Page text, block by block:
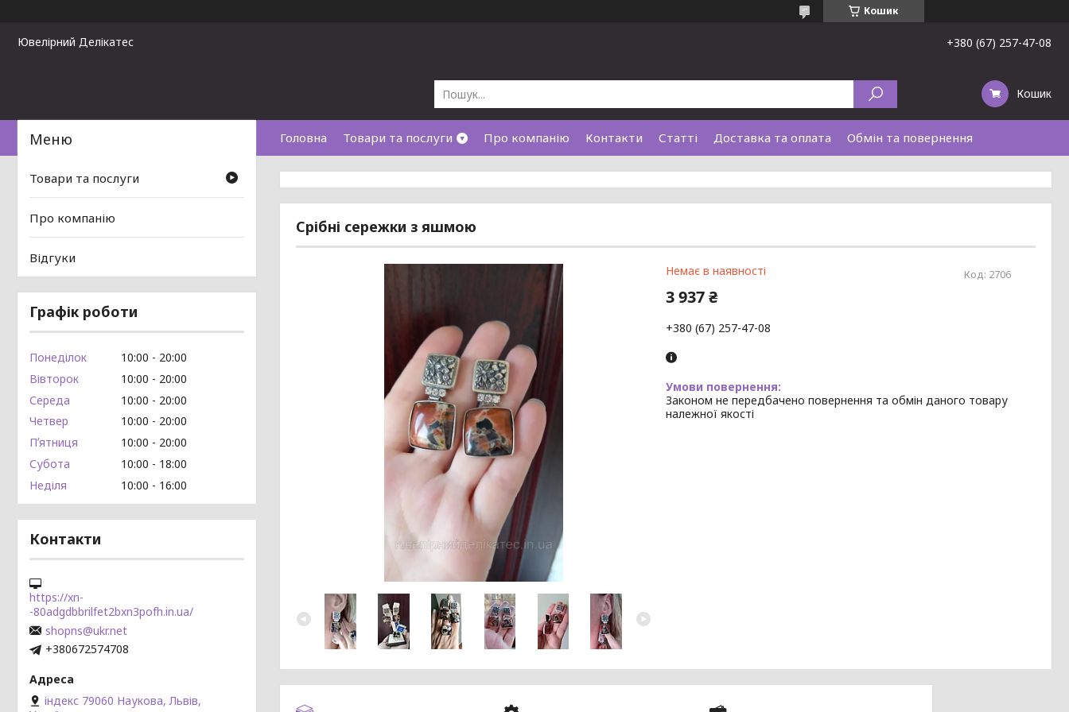
Кошик
Ювелірний Делікатес +380 (67) 257-47-08
Кошик
Головна Товари та послуги Про компанію Контакти Статті Доставка та оплата Обмін та повернення
Срібні сережки з яшмою
Немає в наявності Код: 2706
3 937 ₴
+380 (67) 257-47-08
Законом не передбачено повернення та обмін даного товару
належної якості
Товари та послуги
Про компанію
Відгуки
Графік роботи
Понеділок 10:00
20:00
Вівторок
10:00
20:00
Середа
10:00
20:00
Четвер
10:00
20:00
Пʼятниця
10:00
20:00
Субота
10:00
18:00
Неділя
10:00 16:00
Контакти
https://xn-
-80adgdbbrilfet2bxn3pofh.in.ua/
shopns@ukr.net
+380672574708
індекс 79060 Наукова, Львів,